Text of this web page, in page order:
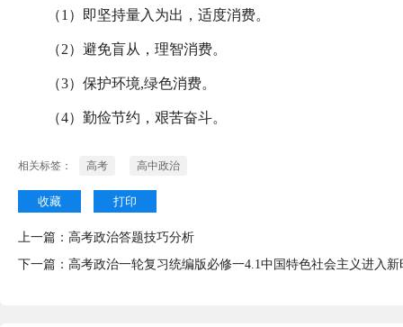
（1）即坚持量入为出，适度消费。
（2）避免盲从，理智消费。
（3）保护环境,绿色消费。
（4）勤俭节约，艰苦奋斗。
相关标签： 高考 高中政治
收藏 打印
上一篇： 高考政治答题技巧分析
下一篇： 高考政治一轮复习统编版必修一4.1中国特色社会主义进入